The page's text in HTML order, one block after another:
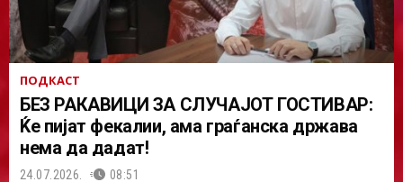
ПОДКАСТ
БЕЗ РАКАВИЦИ ЗА СЛУЧАЈОТ ГОСТИВАР:
Ќе пијат фекалии, ама граѓанска држава
нема да дадат!
24.07.2026. 08:51